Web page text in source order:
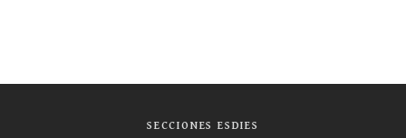
SECCIONES ESDIES